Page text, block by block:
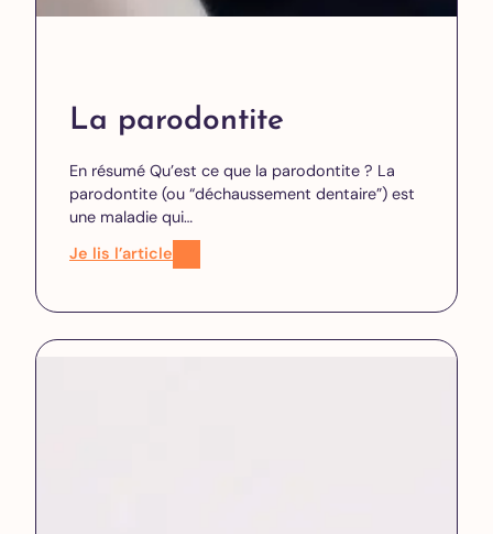
La parodontite
En résumé Qu’est ce que la parodontite ? La
parodontite (ou “déchaussement dentaire”) est
une maladie qui…
Je lis l’article